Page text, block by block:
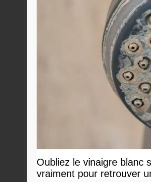
Oubliez le vinaigre blanc
vraiment pour retrouver